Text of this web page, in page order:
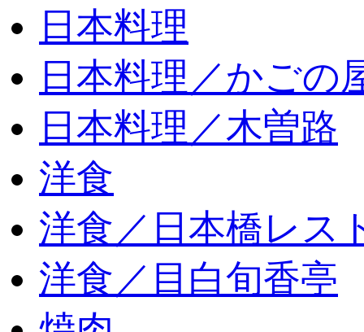
日本料理
日本料理／かごの
日本料理／木曽路
洋食
洋食／日本橋レス
洋食／目白旬香亭